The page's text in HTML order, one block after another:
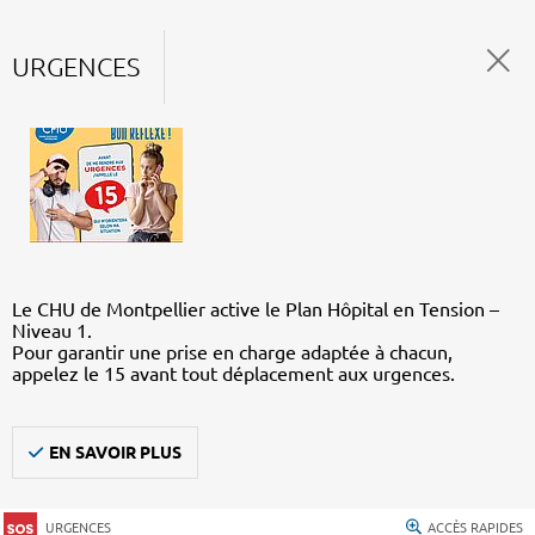
URGENCES
Le CHU de Montpellier active le Plan Hôpital en Tension –
Niveau 1.
Pour garantir une prise en charge adaptée à chacun,
appelez le 15 avant tout déplacement aux urgences.
EN SAVOIR PLUS
URGENCES ACCÈS RAPIDES